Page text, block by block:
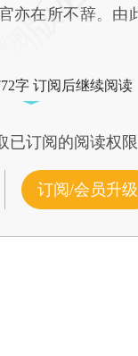
亦在所不辞。由
字 订阅后继续阅读
已订阅的阅读权限
订阅/会员升级